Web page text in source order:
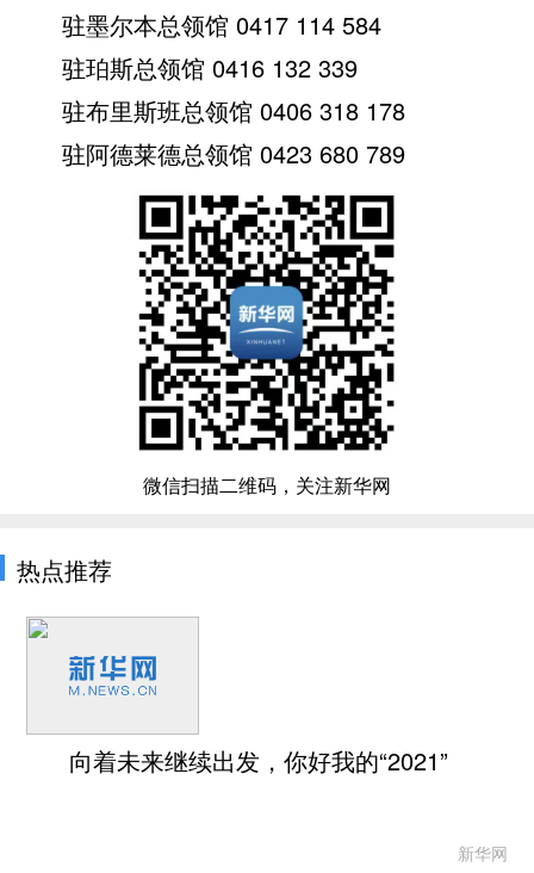
驻墨尔本总领馆 0417 114 584
驻珀斯总领馆 0416 132 339
驻布里斯班总领馆 0406 318 178
驻阿德莱德总领馆 0423 680 789
微信扫描二维码，关注新华网
热点推荐
向着未来继续出发，你好我的“2021”
新华网